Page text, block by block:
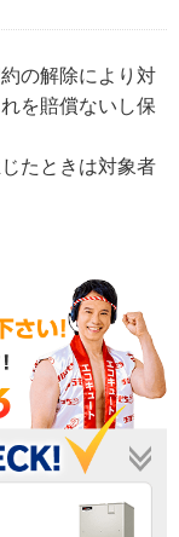
の解除により対
を賠償ないし保
たときは対象者